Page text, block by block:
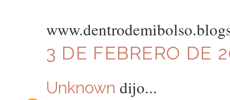
3 DE FEBRERO DE
Unknown dijo...